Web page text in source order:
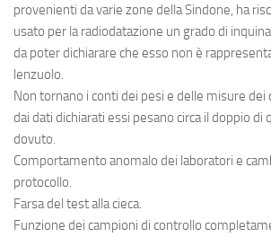
provenienti da varie zone della Sindone, ha
usato per la radiodatazione un grado di
da poter dichiarare che esso non è
lenzuolo.
Non tornano i conti dei pesi e delle misure dei
dai dati dichiarati essi pesano circa il doppio di
dovuto.
Comportamento anomalo dei laboratori e
protocollo.
Farsa del test alla cieca.
Funzione dei campioni di controllo